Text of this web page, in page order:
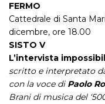
FERMO
Cattedrale di Santa
dicembre, ore 18.00
SISTO V
L’intervista
scritto e interpretato
con la voce di Paolo
Brani di musica del